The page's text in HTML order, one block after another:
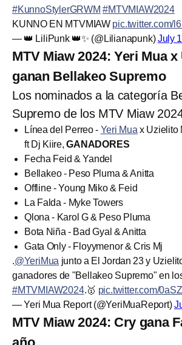
#KunnoStylerGRWM #MTVMIAW2024
KUNNO EN MTVMIAW pic.twitter.com/
— 👑 LiliPunk 👑✨ (@Lilianapunk)July
MTV Miaw 2024: Yeri Mua
ganan Bellakeo Supremo
Los nominados a la categoría
Supremo de los MTV Miaw
Línea del Perreo - Yeri Mua x Uzielito
ft Dj Kiire,GANADORES
Fecha Feid & Yandel
Bellakeo - Peso Pluma & Anitta
Offline - Young Miko & Feid
La Falda - Myke Towers
Qlona - Karol G & Peso Pluma
Bota Niña - Bad Gyal & Anitta
Gata Only - Floyymenor & Cris Mj
.@YeriMua junto a El Jordan 23 y
ganadores de "Bellakeo Supremo" en
#MTVMIAW2024.🥇 pic.twitter.com/
— Yeri Mua Report (@YeriMuaReport)
MTV Miaw 2024: Cry gana